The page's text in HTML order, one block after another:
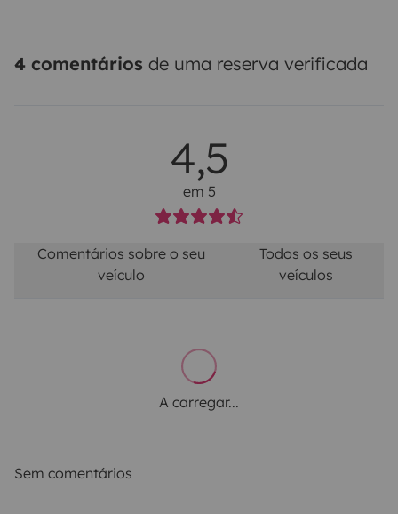
4 comentários de uma reserva verificada
4,5
em 5
Comentários sobre o seu
veículo
Todos os seus
veículos
A carregar...
Sem comentários